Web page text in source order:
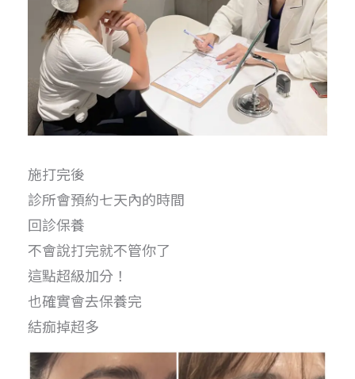
施打完後
診所會預約七天內的時間
回診保養
不會說打完就不管你了
這點超級加分！
也確實會去保養完
結痂掉超多